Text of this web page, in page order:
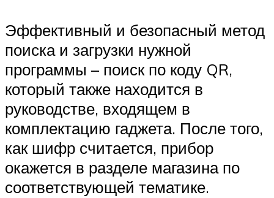
Эффективный и безопасный метод
поиска и загрузки нужной
программы – поиск по коду QR,
который также находится в
руководстве, входящем в
комплектацию гаджета. После того,
как шифр считается, прибор
окажется в разделе магазина по
соответствующей тематике.